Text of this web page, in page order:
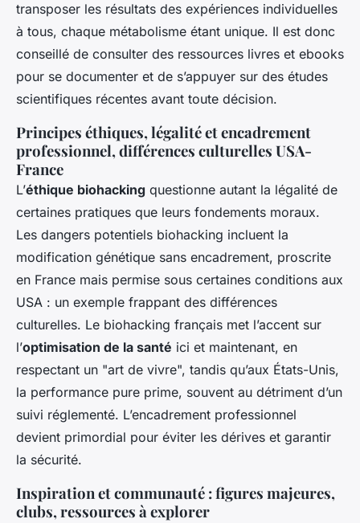
transposer les résultats des expériences individuelles
à tous, chaque métabolisme étant unique. Il est donc
conseillé de consulter des ressources livres et ebooks
pour se documenter et de s’appuyer sur des études
scientifiques récentes avant toute décision.
Principes éthiques, légalité et encadrement
professionnel, différences culturelles USA-
France
L’éthique biohacking questionne autant la légalité de
certaines pratiques que leurs fondements moraux.
Les dangers potentiels biohacking incluent la
modification génétique sans encadrement, proscrite
en France mais permise sous certaines conditions aux
USA : un exemple frappant des différences
culturelles. Le biohacking français met l’accent sur
l’optimisation de la santé ici et maintenant, en
respectant un "art de vivre", tandis qu’aux États-Unis,
la performance pure prime, souvent au détriment d’un
suivi réglementé. L’encadrement professionnel
devient primordial pour éviter les dérives et garantir
la sécurité.
Inspiration et communauté : figures majeures,
clubs, ressources à explorer